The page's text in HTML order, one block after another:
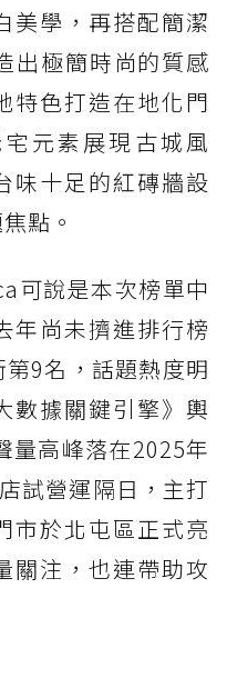
美學，再搭配簡潔
出極簡時尚的質感
特色打造在地化門
元素展現古城風
味十足的紅磚牆設
點。
可說是本次榜單中
年尚未擠進排行榜
9名，話題熱度明
數據關鍵引擎》輿
量高峰落在2025年
試營運隔日，主打
市於北屯區正式亮
關注，也連帶助攻